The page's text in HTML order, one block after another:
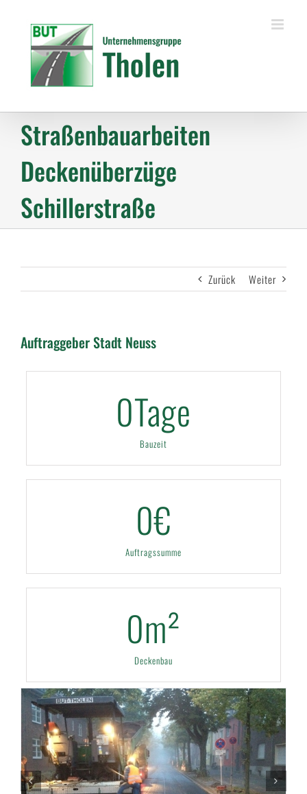
springen
Straßenbauarbeiten
Deckenüberzüge
Schillerstraße
Zurück Weiter
Auftraggeber Stadt Neuss
0Tage
Bauzeit
0€
Auftragssumme
0m²
Deckenbau